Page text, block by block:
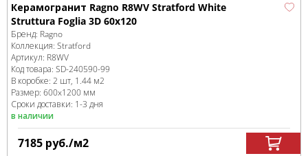
Керамогранит Ragno R8WV Stratford White
Struttura Foglia 3D 60x120
Бренд: Ragno
Коллекция: Stratford
Артикул: R8WV
Код товара: SD-240590-99
В коробке: 2 шт, 1.44 м2
Размер: 600x1200 мм
Сроки доставки: 1-3 дня
в наличии
7185 руб./м2